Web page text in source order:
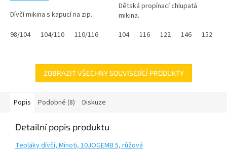
Dívčí mikina s kapucí na zip.
98/104
104/110 110/116 116/122 122/128 128/134 134/
5
hvězdiček.
Dětská propínací chlupatá
mikina.
104
116 122 146 152
ZOBRAZIT VŠECHNY SOUVISEJÍCÍ PRODUKTY
Popis Podobné (8) Diskuze
Detailní popis produktu
Tepláky dívčí, Minoti, 10JOGEMB 5, růžová